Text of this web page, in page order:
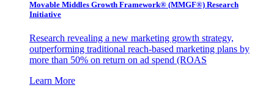
Movable Middles Growth Framework® (MMGF®) Research
Initiative
Research revealing a new marketing growth strategy,
outperforming traditional reach-based marketing plans by
more than 50% on return on ad spend (ROAS
Learn More